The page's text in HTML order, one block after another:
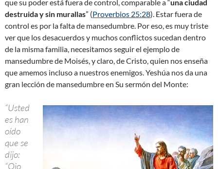
que su poder está fuera de control, comparable a “una ciudad
destruida y sin murallas” (Proverbios 25:28). Estar fuera de
control es por la falta de mansedumbre. Por eso, es muy triste
ver que los desacuerdos y muchos conflictos sucedan dentro
de la misma familia, necesitamos seguir el ejemplo de
mansedumbre de Moisés, y claro, de Cristo, quien nos enseña
que amemos incluso a nuestros enemigos. Yeshúa nos da una
gran lección de mansedumbre en Su sermón del Monte:
“Usted
es han
oído
que se
dijo:
“Ojo